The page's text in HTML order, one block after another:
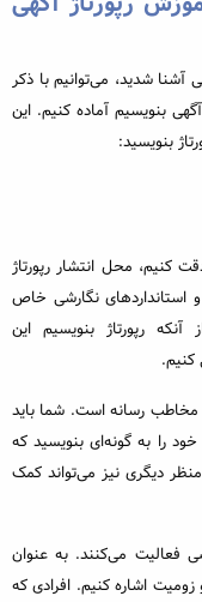
آشنا شدید، می‌توانیم با ذکر
بنویسیم آماده کنیم. این
کنیم، محل انتشار رپورتاژ
استانداردهای نگارشی خاص
رپورتاژ بنویسیم این
کنیم.
مخاطب رسانه است. شما باید
را به گونه‌ای بنویسید که
دیگری نیز می‌تواند کمک
فعالیت می‌کنند. به عنوان
زومیت اشاره کنیم. افرادی که